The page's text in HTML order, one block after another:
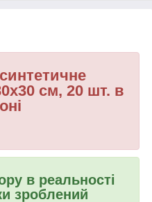
см, 20 шт. в
в реальності
зроблений